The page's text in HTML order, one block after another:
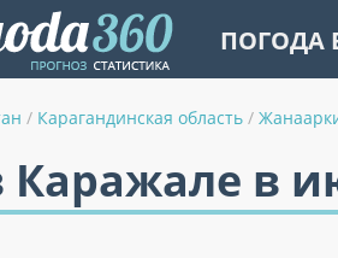
ПОГОДА
/ Карагандинская область /
Каражале в